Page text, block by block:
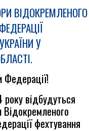
ВІДОКРЕМЛЕНОГО
У
Федерації!
відбудуться
Відокремленого
фехтування